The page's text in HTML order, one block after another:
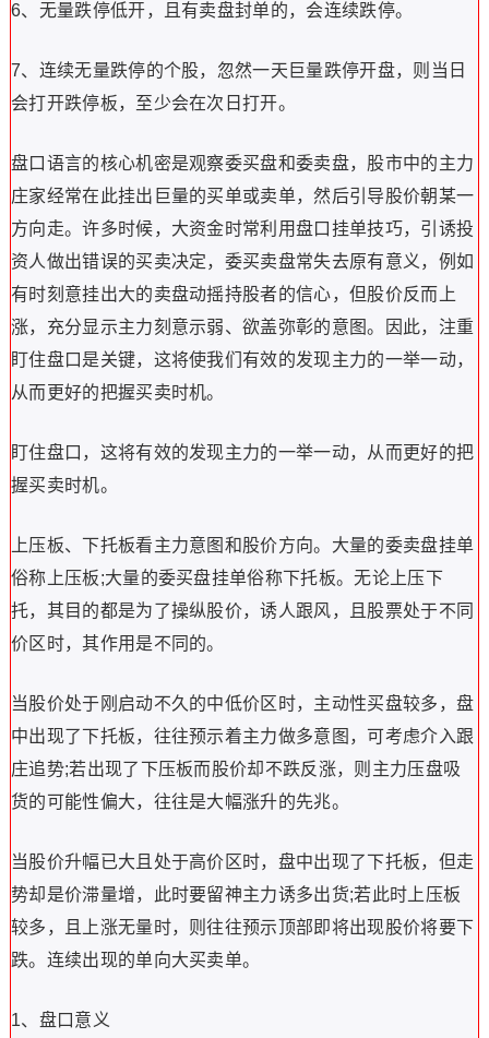
6、无量跌停低开，且有卖盘封单的，会连续跌停。
7、连续无量跌停的个股，忽然一天巨量跌停开盘，则当日
会打开跌停板，至少会在次日打开。
盘口语言的核心机密是观察委买盘和委卖盘，股市中的主力
庄家经常在此挂出巨量的买单或卖单，然后引导股价朝某一
方向走。许多时候，大资金时常利用盘口挂单技巧，引诱投
资人做出错误的买卖决定，委买卖盘常失去原有意义，例如
有时刻意挂出大的卖盘动摇持股者的信心，但股价反而上
涨，充分显示主力刻意示弱、欲盖弥彰的意图。因此，注重
盯住盘口是关键，这将使我们有效的发现主力的一举一动，
从而更好的把握买卖时机。
盯住盘口，这将有效的发现主力的一举一动，从而更好的把
握买卖时机。
上压板、下托板看主力意图和股价方向。大量的委卖盘挂单
俗称上压板;大量的委买盘挂单俗称下托板。无论上压下
托，其目的都是为了操纵股价，诱人跟风，且股票处于不同
价区时，其作用是不同的。
当股价处于刚启动不久的中低价区时，主动性买盘较多，盘
中出现了下托板，往往预示着主力做多意图，可考虑介入跟
庄追势;若出现了下压板而股价却不跌反涨，则主力压盘吸
货的可能性偏大，往往是大幅涨升的先兆。
当股价升幅已大且处于高价区时，盘中出现了下托板，但走
势却是价滞量增，此时要留神主力诱多出货;若此时上压板
较多，且上涨无量时，则往往预示顶部即将出现股价将要下
跌。连续出现的单向大买卖单。
1、盘口意义